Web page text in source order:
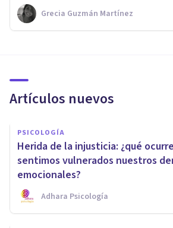
Grecia Guzmán Martínez
Artículos nuevos
PSICOLOGÍA
Herida de la injusticia: ¿qué
sentimos vulnerados nuestros
emocionales?
Adhara Psicología